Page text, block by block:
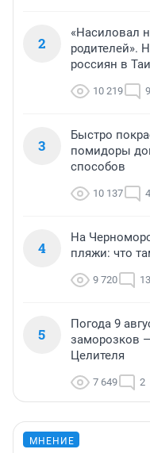
2
«Насиловал
родителей».
россиян в
10 219 9
3
Быстро
помидоры
способов
10 137 4
4
На
пляжи: что
9 720 13
5
Погода 9
заморозков
Целителя
7 649 2
МНЕНИЕ